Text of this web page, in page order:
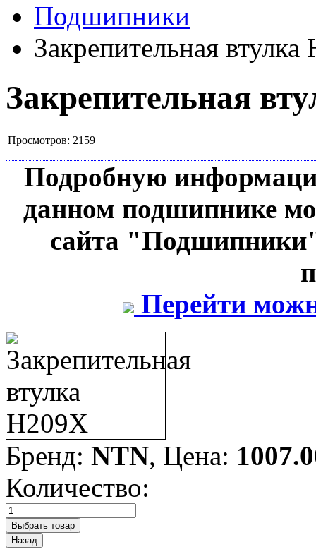
Подшипники
Закрепительная втулка
Закрепительная
Просмотров: 2159
Подробную
данном подшипнике
сайта
Перейти
Бренд: NTN, Цена:
Количество: